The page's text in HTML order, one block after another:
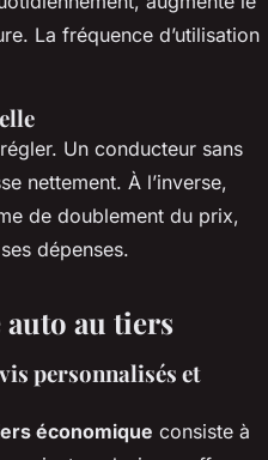
La fréquence d’utilisation
Un conducteur sans
nettement. À l’inverse,
de doublement du prix,
dépenses.
auto au tiers
personnalisés et
économique consiste à